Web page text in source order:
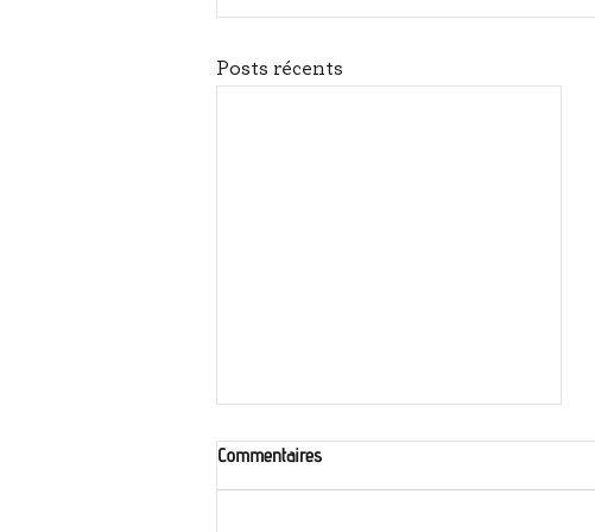
Posts récents
Commentaires